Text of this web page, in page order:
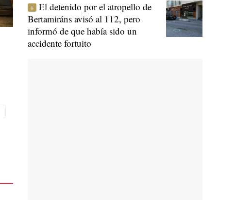
El detenido por el atropello de
Bertamiráns avisó al 112, pero
informó de que había sido un
accidente fortuito